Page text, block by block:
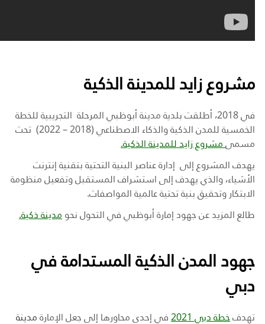
مشروع زايد للمدينة الذكية
في 2018، أطلقت بلدية مدينة أبوظبي المرحلة التجريبية للخطة
الخمسية للمدن الذكية والذكاء الاصطناعي (2018 – 2022) تحت
مسمى مشروع زايد للمدينة الذكية.
يهدف المشروع إلى إدارة عناصر البنية التحتية بتقنية إنترنت
الأشياء، والذي يهدف إلى استشراف المستقبل وتفعيل منظومة
الابتكار وتحقيق بنية تحتية عالمية المواصفات.
طالع المزيد عن جهود إمارة أبوظبي في التحول نحو مدينة ذكية.
جهود المدن الذكية المستدامة في
دبي
تهدف خطة دبي 2021 في إحدى محاورها إلى جعل الإمارة مدينة